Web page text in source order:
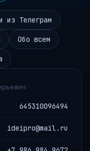
из Телеграм
Обо всем
645310096494
ideipro@mail.ru